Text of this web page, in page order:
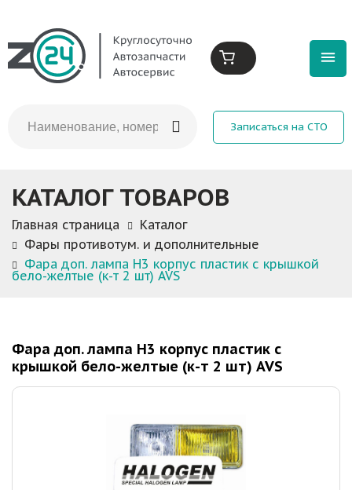
Записаться на СТО
КАТАЛОГ ТОВАРОВ
Главная страница
Каталог
Фары противотум. и дополнительные
Фара доп. лампа H3 корпус пластик с крышкой
бело-желтые (к-т 2 шт) AVS
Фара доп. лампа H3 корпус пластик с
крышкой бело-желтые (к-т 2 шт) AVS